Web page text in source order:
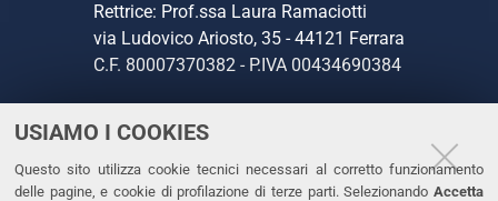
USIAMO I COOKIES
Questo sito utilizza cookie tecnici necessari al corretto funzionamento
delle pagine, e cookie di profilazione di terze parti. Selezionando Accetta
Rettrice: Prof.ssa Laura Ramaciotti
via Ludovico Ariosto, 35 - 44121 Ferrara
C.F. 80007370382 - P.IVA 00434690384
CONTATTI
Tel. +39 0532 293111